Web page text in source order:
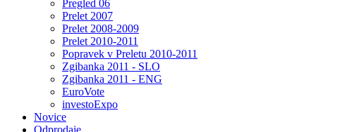
Pregled 06
Prelet 2007
Prelet 2008-2009
Prelet 2010-2011
Popravek v Preletu 2010-2011
Zgibanka 2011 - SLO
Zgibanka 2011 - ENG
EuroVote
investoExpo
Novice
Odprodaje